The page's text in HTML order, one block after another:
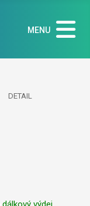
MENU
DETAIL